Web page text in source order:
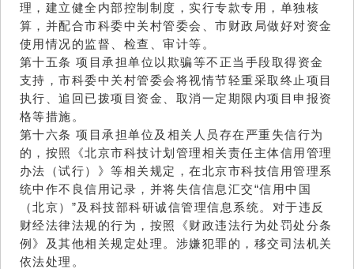
理，建立健全内部控制制度，实行专款专用，单独核
算，并配合市科委中关村管委会、市财政局做好对资金
使用情况的监督、检查、审计等。
第十五条 项目承担单位以欺骗等不正当手段取得资金
支持，市科委中关村管委会将视情节轻重采取终止项目
执行、追回已拨项目资金、取消一定期限内项目申报资
格等措施。
第十六条 项目承担单位及相关人员存在严重失信行为
的，按照《北京市科技计划管理相关责任主体信用管理
办法（试行）》等相关规定，在北京市科技信用管理系
统中作不良信用记录，并将失信信息汇交“信用中国
（北京）”及科技部科研诚信管理信息系统。对于违反
财经法律法规的行为，按照《财政违法行为处罚处分条
例》及其他相关规定处理。涉嫌犯罪的，移交司法机关
依法处理。